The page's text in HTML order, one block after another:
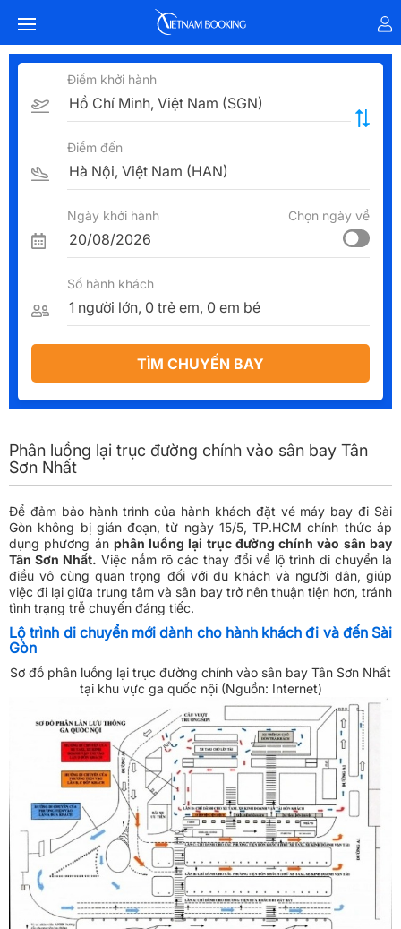
Điểm khởi hành
Điểm đến
Ngày khởi hành Chọn ngày về
Số hành khách
TÌM CHUYẾN BAY
Phân luồng lại trục đường chính vào sân bay Tân
Sơn Nhất
Để đảm bảo hành trình của hành khách đặt vé máy bay đi Sài
Gòn không bị gián đoạn, từ ngày 15/5, TP.HCM chính thức áp
dụng phương án phân luồng lại trục đường chính vào sân bay
Tân Sơn Nhất. Việc nắm rõ các thay đổi về lộ trình di chuyển là
điều vô cùng quan trọng đối với du khách và người dân, giúp
việc đi lại giữa trung tâm và sân bay trở nên thuận tiện hơn, tránh
tình trạng trễ chuyến đáng tiếc.
Lộ trình di chuyển mới dành cho hành khách đi và đến Sài
Gòn
Sơ đồ phân luồng lại trục đường chính vào sân bay Tân Sơn Nhất
tại khu vực ga quốc nội​ (Nguồn: Internet)